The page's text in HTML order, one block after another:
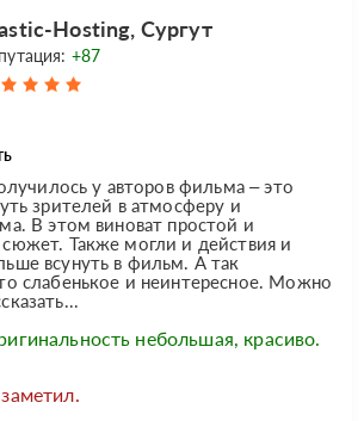
Hosting, Сургут
+87
у авторов фильма – это
зрителей в атмосферу и
В этом виноват простой и
Также могли и действия и
всунуть в фильм. А так
слабенькое и неинтересное. Можно
небольшая, красиво.